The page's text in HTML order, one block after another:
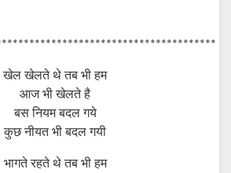
खेल खेलते थे तब भी हम
आज भी खेलते है
बस नियम बदल गये
कुछ नीयत भी बदल गयी
भागते रहते थे तब भी हम